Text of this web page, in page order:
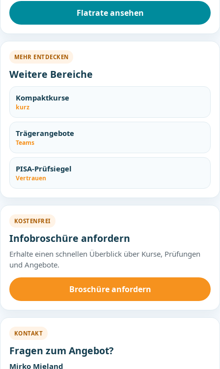
Flatrate ansehen
MEHR ENTDECKEN
Weitere Bereiche
Kompaktkurse
kurz
Trägerangebote
Teams
PISA-Prüfsiegel
Vertrauen
KOSTENFREI
Infobroschüre anfordern
Erhalte einen schnellen Überblick über Kurse, Prüfungen
und Angebote.
Broschüre anfordern
KONTAKT
Fragen zum Angebot?
Mirko Mieland